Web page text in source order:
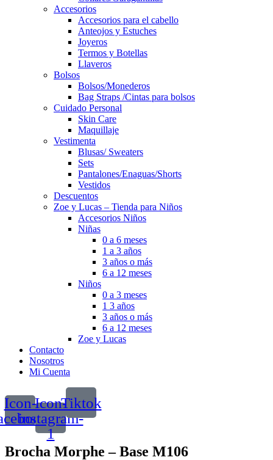
Accesorios
Accesorios para el cabello
Anteojos y Estuches
Joyeros
Termos y Botellas
Llaveros
Bolsos
Bolsos/Monederos
Bag Straps /Cintas para bolsos
Cuidado Personal
Skin Care
Maquillaje
Vestimenta
Blusas/ Sweaters
Sets
Pantalones/Enaguas/Shorts
Vestidos
Descuentos
Zoe y Lucas – Tienda para Niños
Accesorios Niños
Niñas
0 a 6 meses
1 a 3 años
3 años o más
6 a 12 meses
Niños
0 a 3 meses
1 3 años
3 años o más
6 a 12 meses
Zoe y Lucas
Contacto
Nosotros
Mi Cuenta
Icon-Icon-
instagram-
1
Tiktok
Brocha Morphe – Base M106